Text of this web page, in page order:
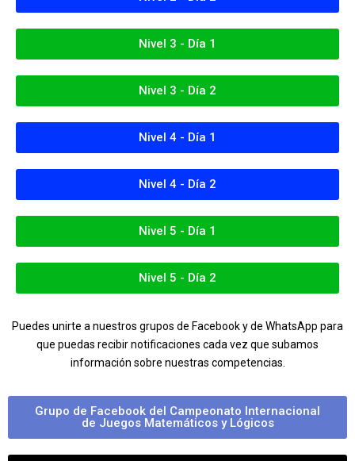
Nivel 3 - Día 1
Nivel 3 - Día 2
Nivel 4 - Día 1
Nivel 4 - Día 2
Nivel 5 - Día 1
Nivel 5 - Día 2
Puedes unirte a nuestros grupos de Facebook y de WhatsApp para
que puedas recibir notificaciones cada vez que subamos
información sobre nuestras competencias.
Grupo de Facebook del Campeonato Internacional
de Juegos Matemáticos y Lógicos